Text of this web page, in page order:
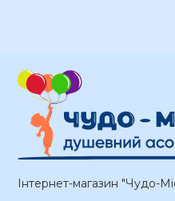
Інтернет-магазин "Чудо-